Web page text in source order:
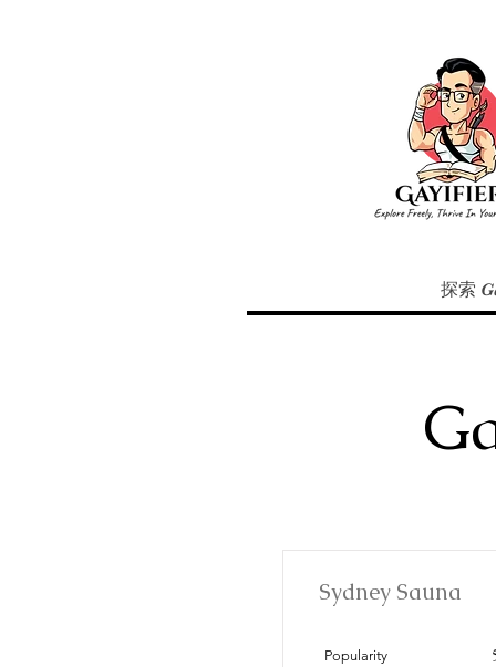
探索
Sydney Sauna
Popularity